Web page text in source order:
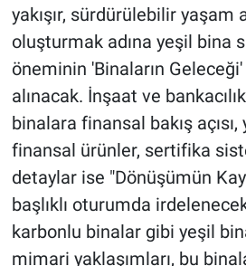
yakışır, sürdürülebilir yaşam
oluşturmak adına yeşil bina
öneminin 'Binaların
alınacak. İnşaat ve
binalara finansal bakış
finansal ürünler, sertifika
detaylar ise "Dönüşümün
başlıklı oturumda
karbonlu binalar gibi yeşil
mimari yaklaşımları, bu